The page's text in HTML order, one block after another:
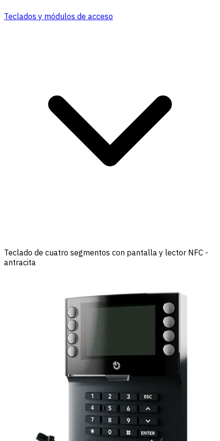
Teclados y módulos de acceso
Teclado de cuatro segmentos con pantalla y lector NFC -
antracita